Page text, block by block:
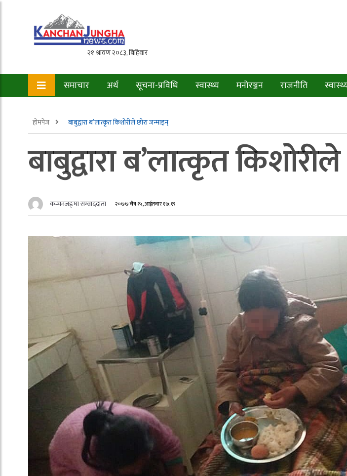
समाचार अर्थ सूचना-प्रविधि स्वास्थ्य मनोरञ्जन राजनीति
होमपेज बाबुद्वारा ब’लात्कृत किशोरीले छोरा जन्माइन्
बाबुद्वारा ब’लात्कृत
कन्चनजङ्घा सम्वाददाता २०७७ चैत्र १५, आईतवार १७:१९